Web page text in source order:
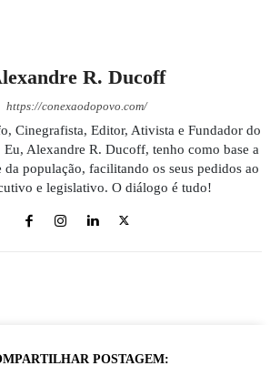
R. Ducoff
https://conexaodopovo.com/
Cinegrafista, Editor, Ativista e Fundador do
Alexandre R. Ducoff, tenho como base a
da população, facilitando os seus pedidos ao
e legislativo. O diálogo é tudo!
POSTAGEM: